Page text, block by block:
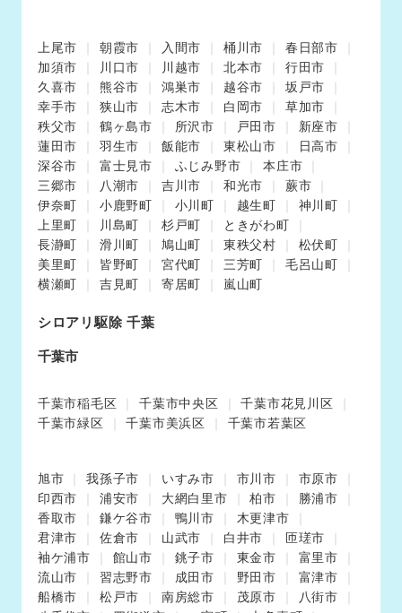
上尾市 朝霞市 入間市 桶川市
春日部市
加須市
川口市 川越市 北本市
行田市
久喜市
熊谷市 鴻巣市 越谷市
坂戸市
幸手市
狭山市 志木市 白岡市
草加市
秩父市
鶴ヶ島市 所沢市 戸田市
新座市
蓮田市
羽生市 飯能市 東松山市
日高市
深谷市
富士見市 ふじみ野市
本庄市
三郷市
八潮市 吉川市 和光市
蕨市
伊奈町
小鹿野町 小川町 越生町
神川町
上里町
川島町 杉戸町
ときがわ町
長瀞町
滑川町 鳩山町 東秩父村
松伏町
美里町
皆野町 宮代町 三芳町
毛呂山町
横瀬町
吉見町 寄居町 嵐山町
シロアリ駆除 千葉
千葉市
千葉市稲毛区 千葉市中央区
千葉市花見川区
千葉市緑区
千葉市美浜区 千葉市若葉区
旭市 我孫子市 いすみ市 市川市
市原市
印西市
浦安市 大網白里市 柏市
勝浦市
香取市
鎌ケ谷市 鴨川市
木更津市
君津市
佐倉市 山武市 白井市
匝瑳市
袖ケ浦市
館山市 銚子市 東金市
富里市
流山市
習志野市 成田市 野田市
富津市
船橋市
松戸市 南房総市 茂原市
八街市